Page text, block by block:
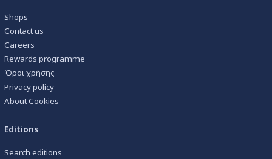
Shops
Contact us
Careers
Rewards programme
Όροι χρήσης
Privacy policy
About Cookies
Editions
Search editions